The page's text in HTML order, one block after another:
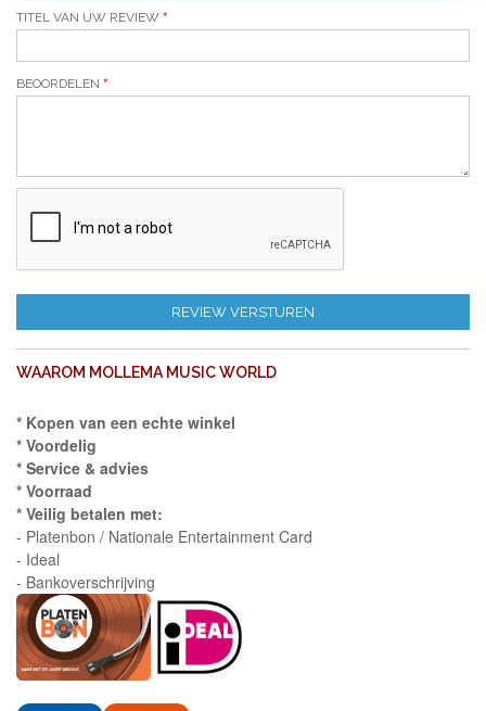
TITEL VAN UW REVIEW
BEOORDELEN
REVIEW VERSTUREN
WAAROM MOLLEMA MUSIC WORLD
* Kopen van een echte winkel
* Voordelig
* Service & advies
* Voorraad
* Veilig betalen met:
- Platenbon / Nationale Entertainment Card
- Ideal
- Bankoverschrijving